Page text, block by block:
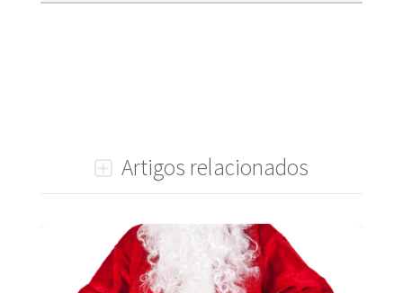
Artigos relacionados